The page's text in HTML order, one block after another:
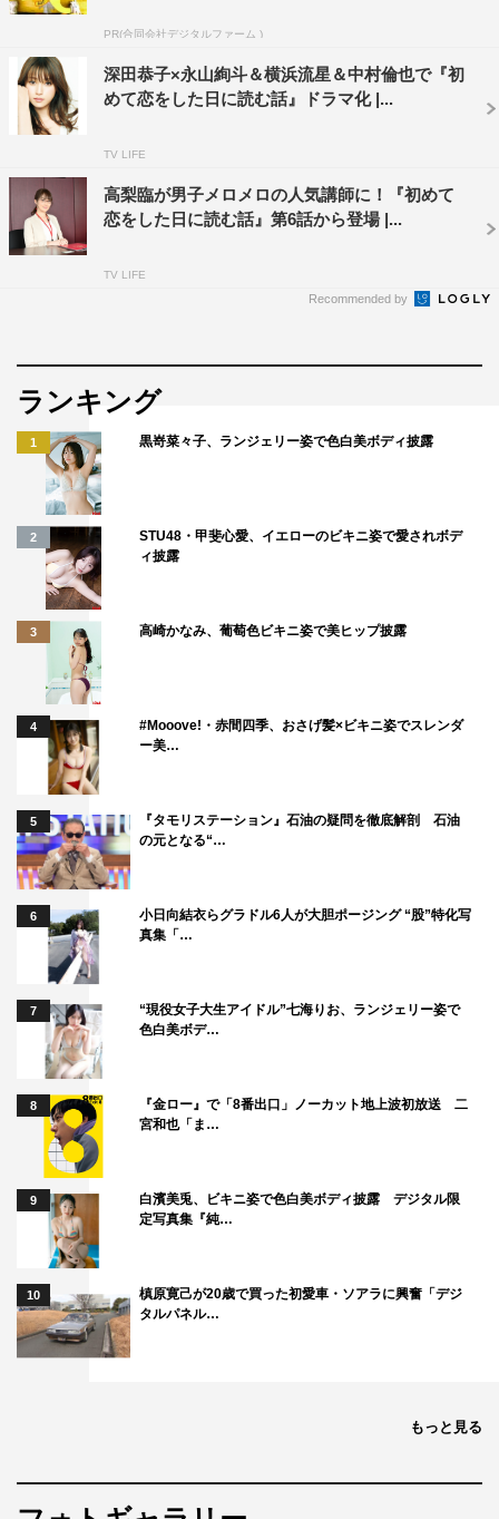
今までの自分を振り払うように、順子（深田恭子）を抱き
れが告白だと気がつかない。だが、その現場を目撃してし
まった匡平（横浜流星）は、雅志も順子のことが好きなの
一層勉強に励む。
時は流れ、2018年4月。匡平は高校3年生の春を迎えた。
山下（中村倫也）から匡平の学校での成績が驚くほど良く
なったことと匡平の家庭環境のことを聞き、順子は今まで
以上に匡平を気にかけるように。一方で匡平は、順子から
にいた。
GWに入り、三泊四日で塾の強化合宿が行われることに。
た、と雅志が合宿所に顔を出す。二人の親しげな様子に嫉
妬する匡平は、順子に冷たい態度をとってしまう。
その夜、食事の時間になっても現れない匡平がロッジでた
ばこを吸っていたと目撃情報が。 慌ててロッジへ駆け出
す順子だったが、雨上がりのぬかるんだ山道で転んでしま
い…。
『初めて恋をした日に読む話』
TBS系
毎週火曜 後10・00～11・07
©TBS
中村倫也
深田恭子
PR(合同会社デジタルファーム )
深田恭子×永山絢斗＆横浜流星＆中村倫也で『初
めて恋をした日に読む話』ドラマ化 |...
TV LIFE
高梨臨が男子メロメロの人気講師に！『初めて
恋をした日に読む話』第6話から登場 |...
TV LIFE
Recommended by
ランキング
1 黒嵜菜々子、ランジェリー姿で色白美ボディ披露
2
STU48・甲斐心愛、イエローのビキニ姿で愛されボデ
ィ披露
3 高崎かなみ、葡萄色ビキニ姿で美ヒップ披露
4
#Mooove!・赤間四季、おさげ髪×ビキニ姿でスレンダ
ー美…
5
『タモリステーション』石油の疑問を徹底解剖 石油
の元となる“…
6
小日向結衣らグラドル6人が大胆ポージング “股”特化写
真集「…
7
“現役女子大生アイドル”七海りお、ランジェリー姿で
色白美ボデ…
8
『金ロー』で「8番出口」ノーカット地上波初放送 二
宮和也「ま…
9
白濱美兎、ビキニ姿で色白美ボディ披露 デジタル限
定写真集『純…
10
槙原寛己が20歳で買った初愛車・ソアラに興奮「デジ
タルパネル…
もっと見る